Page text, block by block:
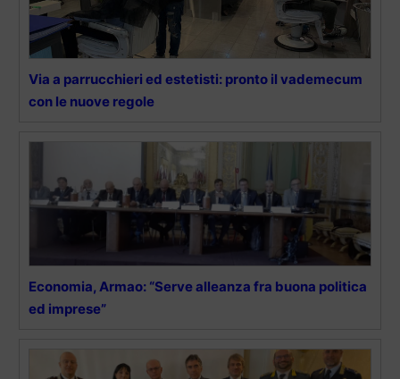
Via a parrucchieri ed estetisti: pronto il vademecum
con le nuove regole
Economia, Armao: “Serve alleanza fra buona politica
ed imprese”